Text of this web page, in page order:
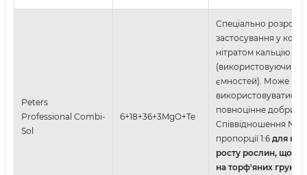
Peters
Professional Combi-
Sol
6+18+36+3MgO+Te
Спеціально
застосування у
нітратом кальцію
(використовуючи
ємностей). Може
використовуватись
повноцінне добриво.
Співвідношення N:K
пропорції 1:6 для
росту рослин, що
на торф'яних